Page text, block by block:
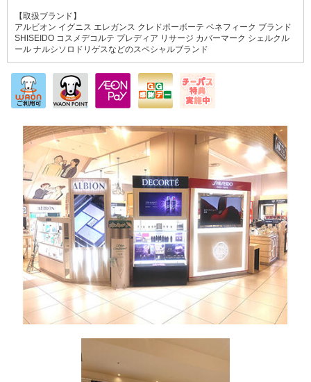
【取扱ブランド】
アルビオン イグニス エレガンス クレドポーボーテ ベネフィーク ブランド
SHISEIDO コスメデコルテ プレディア リサージ カバーマーク シェルクル
ール ナルシソロドリゲスなどのスペシャルブランド